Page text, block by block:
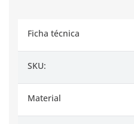
Ficha técnica
SKU:
Material